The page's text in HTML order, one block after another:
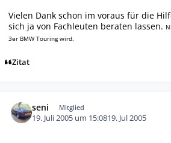
Vielen Dank schon im voraus für die
sich ja von Fachleuten beraten lassen.
3er BMW Touring wird.
Zitat
seni Mitglied
19. Juli 2005 um 15:0819. Jul 2005